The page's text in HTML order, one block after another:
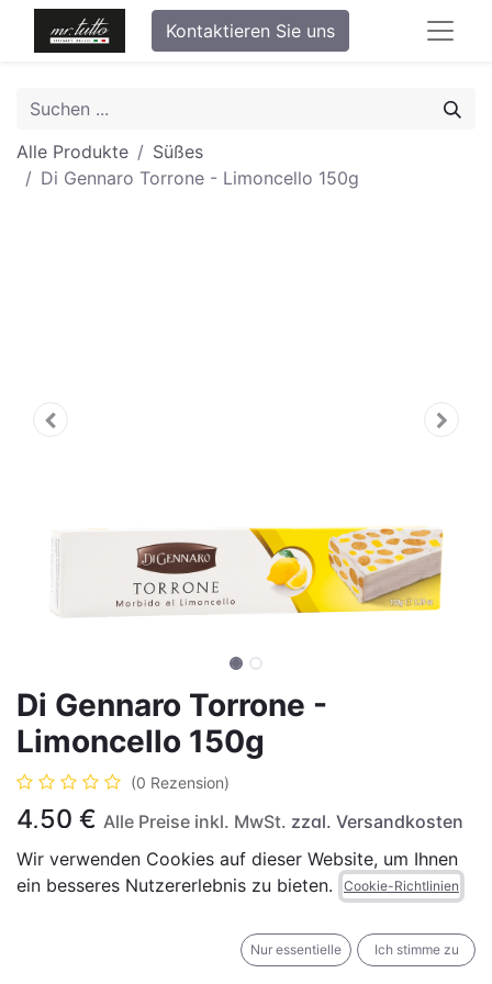
Kontaktieren Sie uns
Alle Produkte
Süßes
Di Gennaro Torrone - Limoncello 150g
Di Gennaro Torrone -
Limoncello 150g
(0 Rezension)
4,50 € Alle Preise inkl. MwSt. zzgl. Versandkosten
IN DEN WARENKORB JETZT KAUFEN
Wir verwenden Cookies auf dieser Website, um Ihnen
ein besseres Nutzererlebnis zu bieten.
Cookie-Richtlinien
Nur essentielle Ich stimme zu